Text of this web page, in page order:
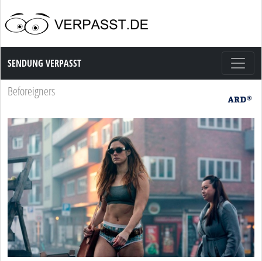
Sendung Verpasst
SENDUNG VERPASST
Beforeigners